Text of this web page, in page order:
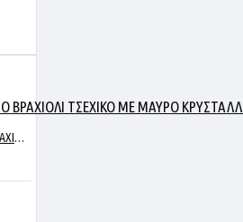
ΑΝΔΡΙΚΟ ΧΕΙΡΟΠΟΙΗΤΟ ΒΡΑΧΙΟΛΙ ΤΣΕΧΙΚΟ ΜΕ ΜΑΥΡΟ ΚΡΥΣΤΑΛΛΟ